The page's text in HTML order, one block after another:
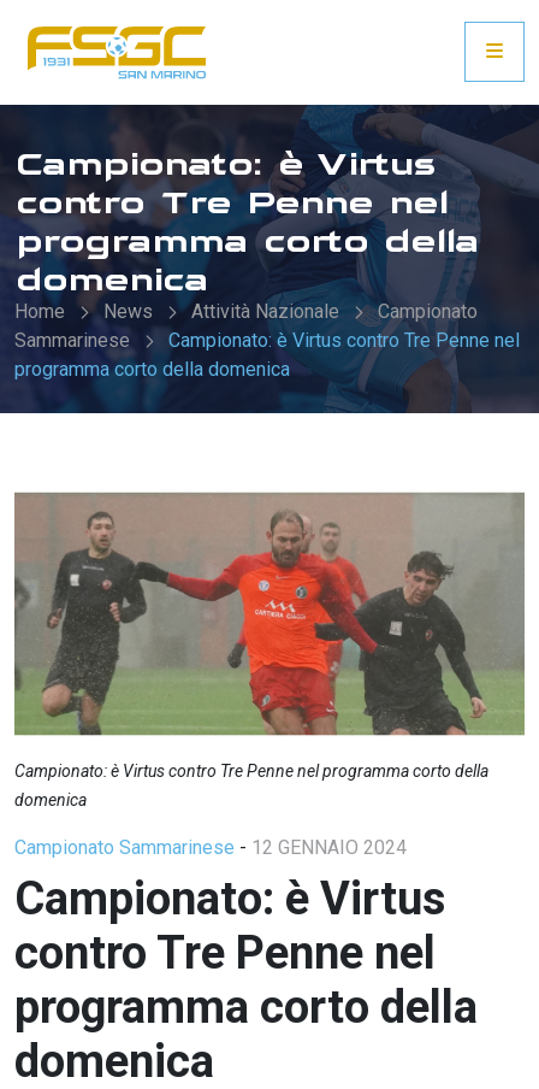
Campionato: è Virtus
contro Tre Penne nel
programma corto della
domenica
Home News Attività Nazionale
Campionato
Sammarinese
Campionato: è Virtus contro Tre Penne nel
programma corto della domenica
Campionato: è Virtus contro Tre Penne nel programma corto della
domenica
Campionato Sammarinese - 12 GENNAIO 2024
Campionato: è Virtus
contro Tre Penne nel
programma corto della
domenica